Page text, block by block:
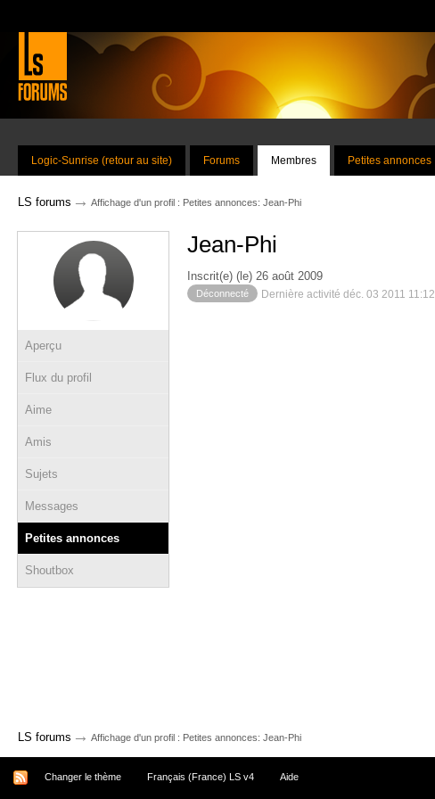
Logic-Sunrise (retour au site) Forums Membres Petites annonces
LS forums → Affichage d'un profil : Petites annonces: Jean-Phi
Aperçu
Flux du profil
Aime
Amis
Sujets
Messages
Petites annonces
Shoutbox
Jean-Phi
Inscrit(e) (le) 26 août 2009
Déconnecté Dernière activité déc. 03 2011 11:12
LS forums → Affichage d'un profil : Petites annonces: Jean-Phi
Changer le thème Français (France) LS v4 Aide